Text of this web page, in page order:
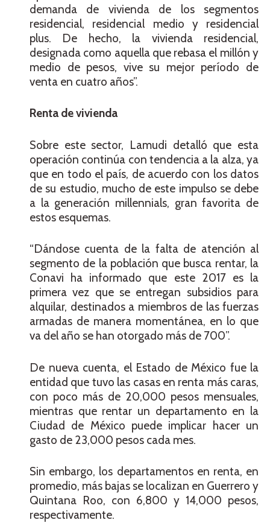
demanda de vivienda de los segmentos
residencial, residencial medio y residencial
plus. De hecho, la vivienda residencial,
designada como aquella que rebasa el millón y
medio de pesos, vive su mejor período de
venta en cuatro años”.
Renta de vivienda
Sobre este sector, Lamudi detalló que esta
operación continúa con tendencia a la alza, ya
que en todo el país, de acuerdo con los datos
de su estudio, mucho de este impulso se debe
a la generación millennials, gran favorita de
estos esquemas.
“Dándose cuenta de la falta de atención al
segmento de la población que busca rentar, la
Conavi ha informado que este 2017 es la
primera vez que se entregan subsidios para
alquilar, destinados a miembros de las fuerzas
armadas de manera momentánea, en lo que
va del año se han otorgado más de 700”.
De nueva cuenta, el Estado de México fue la
entidad que tuvo las casas en renta más caras,
con poco más de 20,000 pesos mensuales,
mientras que rentar un departamento en la
Ciudad de México puede implicar hacer un
gasto de 23,000 pesos cada mes.
Sin embargo, los departamentos en renta, en
promedio, más bajas se localizan en Guerrero y
Quintana Roo, con 6,800 y 14,000 pesos,
respectivamente.